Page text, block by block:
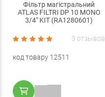
Фільтр магістральний
ATLAS FILTRI DP 10 MONO
3/4" KIT (RA1280601)
3 отзывов
код товару 12511